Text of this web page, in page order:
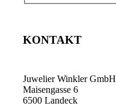
KONTAKT
Juwelier Winkler GmbH
Maisengasse 6
6500 Landeck